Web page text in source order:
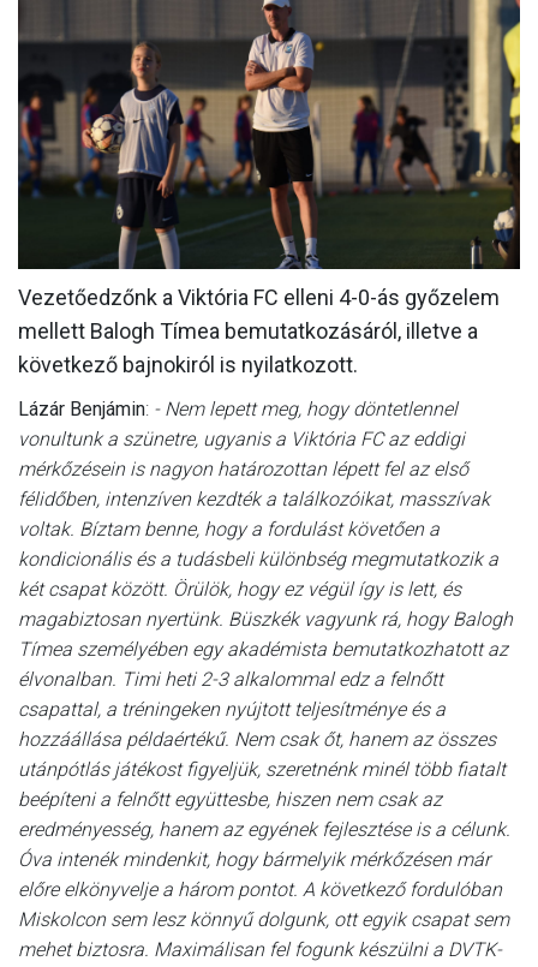
MÉRKŐZÉSEK
JELENTKEZÉS
KLUB
GALÉRIA
SZURKOLÓI ÉLMÉNYEK
SAJTÓ
Vezetőedzőnk a Viktória FC elleni 4-0-ás győzelem
mellett Balogh Tímea bemutatkozásáról, illetve a
következő bajnokiról is nyilatkozott.
Lázár Benjámin: - Nem lepett meg, hogy döntetlennel
vonultunk a szünetre, ugyanis a Viktória FC az eddigi
mérkőzésein is nagyon határozottan lépett fel az első
félidőben, intenzíven kezdték a találkozóikat, masszívak
voltak. Bíztam benne, hogy a fordulást követően a
kondicionális és a tudásbeli különbség megmutatkozik a
két csapat között. Örülök, hogy ez végül így is lett, és
magabiztosan nyertünk. Büszkék vagyunk rá, hogy Balogh
Tímea személyében egy akadémista bemutatkozhatott az
élvonalban. Timi heti 2-3 alkalommal edz a felnőtt
csapattal, a tréningeken nyújtott teljesítménye és a
hozzáállása példaértékű. Nem csak őt, hanem az összes
utánpótlás játékost figyeljük, szeretnénk minél több fiatalt
beépíteni a felnőtt együttesbe, hiszen nem csak az
eredményesség, hanem az egyének fejlesztése is a célunk.
Óva intenék mindenkit, hogy bármelyik mérkőzésen már
előre elkönyvelje a három pontot. A következő fordulóban
Miskolcon sem lesz könnyű dolgunk, ott egyik csapat sem
mehet biztosra. Maximálisan fel fogunk készülni a DVTK-